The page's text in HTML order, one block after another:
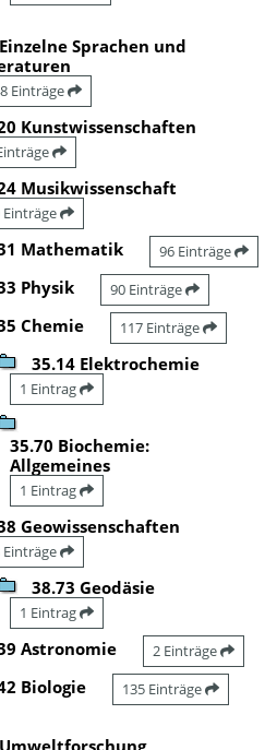
Sprachen und
Einträge
Kunstwissenschaften
Musikwissenschaft
Einträge
Mathematik 96 Einträge
Physik 90 Einträge
Chemie 117 Einträge
35.14 Elektrochemie
1 Eintrag
35.70 Biochemie:
Allgemeines
1 Eintrag
Geowissenschaften
Einträge
38.73 Geodäsie
1 Eintrag
Astronomie 2 Einträge
Biologie 135 Einträge